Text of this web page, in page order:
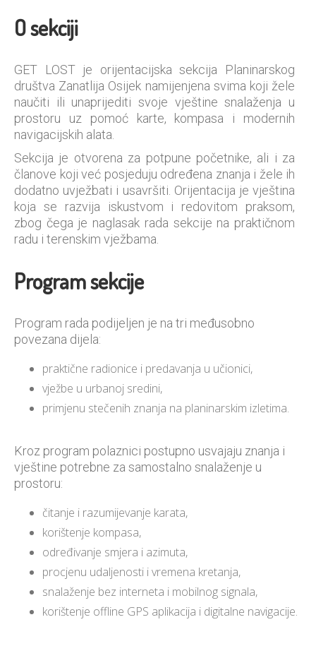
O sekciji
GET LOST je orijentacijska sekcija Planinarskog
društva Zanatlija Osijek namijenjena svima koji žele
naučiti ili unaprijediti svoje vještine snalaženja u
prostoru uz pomoć karte, kompasa i modernih
navigacijskih alata.
Sekcija je otvorena za potpune početnike, ali i za
članove koji već posjeduju određena znanja i žele ih
dodatno uvježbati i usavršiti. Orijentacija je vještina
koja se razvija iskustvom i redovitom praksom,
zbog čega je naglasak rada sekcije na praktičnom
radu i terenskim vježbama.
Program sekcije
Program rada podijeljen je na tri međusobno
povezana dijela:
praktične radionice i predavanja u učionici,
vježbe u urbanoj sredini,
primjenu stečenih znanja na planinarskim izletima.
Kroz program polaznici postupno usvajaju znanja i
vještine potrebne za samostalno snalaženje u
prostoru:
čitanje i razumijevanje karata,
korištenje kompasa,
određivanje smjera i azimuta,
procjenu udaljenosti i vremena kretanja,
snalaženje bez interneta i mobilnog signala,
korištenje offline GPS aplikacija i digitalne navigacije.